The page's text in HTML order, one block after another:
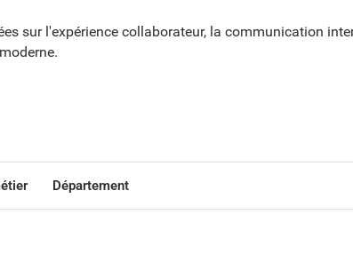
sur l'expérience collaborateur, la communication
Département